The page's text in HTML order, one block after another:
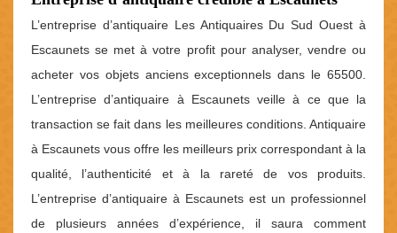
L’entreprise d’antiquaire Les Antiquaires Du Sud Ouest à
Escaunets se met à votre profit pour analyser, vendre ou
acheter vos objets anciens exceptionnels dans le 65500.
L’entreprise d’antiquaire à Escaunets veille à ce que la
transaction se fait dans les meilleures conditions. Antiquaire
à Escaunets vous offre les meilleurs prix correspondant à la
qualité, l’authenticité et à la rareté de vos produits.
L’entreprise d’antiquaire à Escaunets est un professionnel
de plusieurs années d’expérience, il saura comment